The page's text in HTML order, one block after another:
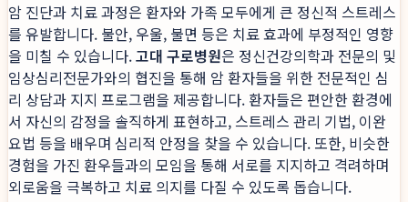
암 진단과 치료 과정은 환자와 가족 모두에게 큰 정신적 스트레스
를 유발합니다. 불안, 우울, 불면 등은 치료 효과에 부정적인 영향
을 미칠 수 있습니다.고대 구로병원은 정신건강의학과 전문의 및
임상심리전문가와의 협진을 통해 암 환자들을 위한 전문적인 심
리 상담과 지지 프로그램을 제공합니다. 환자들은 편안한 환경에
서 자신의 감정을 솔직하게 표현하고, 스트레스 관리 기법, 이완
요법 등을 배우며 심리적 안정을 찾을 수 있습니다. 또한, 비슷한
경험을 가진 환우들과의 모임을 통해 서로를 지지하고 격려하며
외로움을 극복하고 치료 의지를 다질 수 있도록 돕습니다.